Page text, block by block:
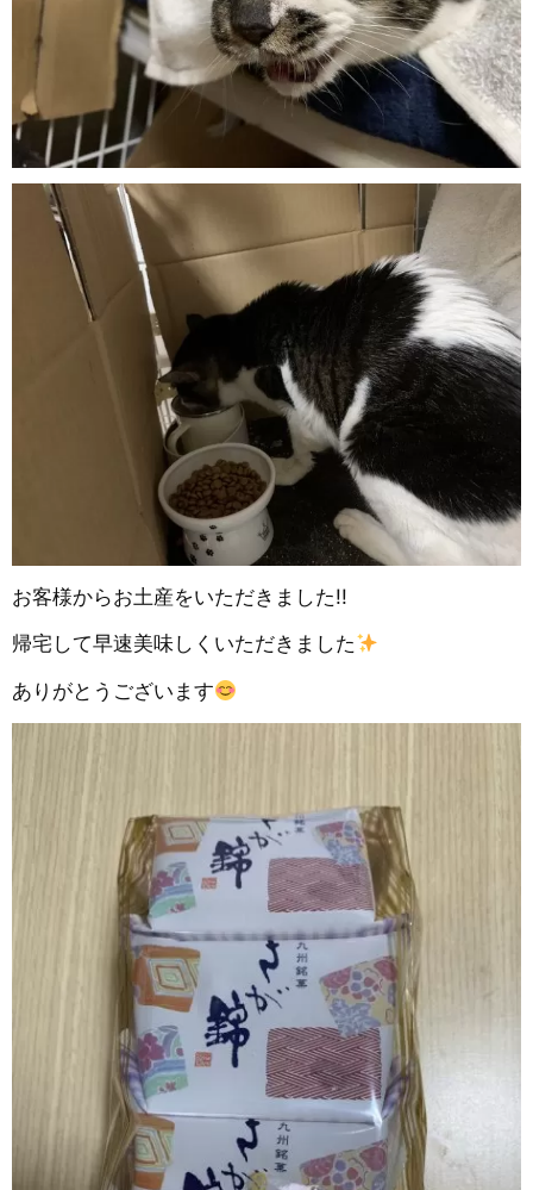
お客様からお土産をいただきました!!
帰宅して早速美味しくいただきました
ありがとうございます